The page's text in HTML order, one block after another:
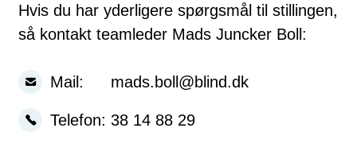
Hvis du har yderligere spørgsmål til stillingen,
så kontakt teamleder Mads Juncker Boll:
Mail: mads.boll@blind.dk
Telefon: 38 14 88 29